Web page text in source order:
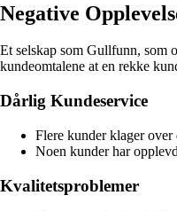
Negative
Et selskap som Gullfunn, som
kundeomtalene at en rekke
Dårlig Kundeservice
Flere kunder klager
Noen kunder har
Kvalitetsproblemer